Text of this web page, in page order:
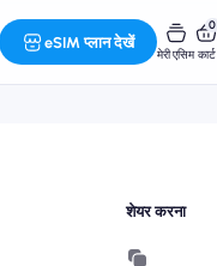
eSIM प्लान देखें
मेरी एसिम
0
कार्ट
शेयर करना